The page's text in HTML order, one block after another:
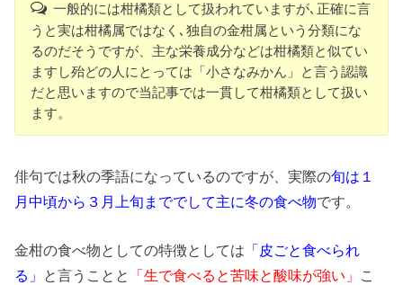
一般的には柑橘類として扱われていますが､正確に言
うと実は柑橘属ではなく､独自の金柑属という分類にな
るのだそうですが、主な栄養成分などは柑橘類と似てい
ますし殆どの人にとっては「小さなみかん」と言う認識
だと思いますので当記事では一貫して柑橘類として扱い
ます。
俳句では秋の季語になっているのですが、実際の旬は１
月中頃から３月上旬まででして主に冬の食べ物です。
金柑の食べ物としての特徴としては 「皮ごと食べられ
る」 と言うことと 「生で食べると苦味と酸味が強い」 こ